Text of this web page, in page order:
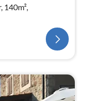
140m²,